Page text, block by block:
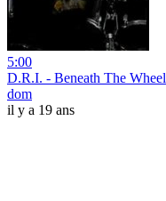
5:00
D.R.I. - Beneath The Wheel
dom
il y a 19 ans